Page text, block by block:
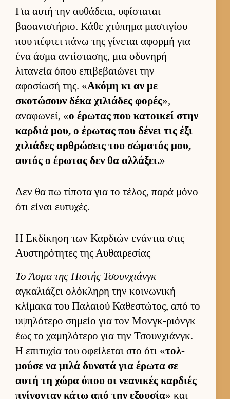
Για αυτή την αυ­θάδεια, υφίσταται
βασανιστήριο. Κάθε χτύπημα μαστιγίου
που πέφτει πάνω της γίνεται αφορμή για
ένα άσμα αντίστασης, μια οδυνηρή
λιτανεία όπου επιβεβαιώνει την
αφοσίωσή της. «Ακόμη κι αν με
σκοτώσουν δέκα χιλιάδες φορές»,
αναφωνεί, «ο έρωτας που κατοι­κεί στην
καρ­διά μου, ο έρωτας που δένει τις έξι
χιλιάδες αρ­θρώσεις του σώματός μου,
αυ­τός ο έρωτας δεν θα αλ­λάξει.»
Δεν θα πω τίποτα για το τέλος, παρά μόνο
ότι εί­ναι ευ­τυχές.
Η Εκδίκηση των Καρδιών ενάντια στις
Αυστηρότητες της Αυθαιρεσίας
Το Άσμα της Πιστής Τσουν­χιάνγκ
αγκαλιάζει ολόκληρη την κοι­νωνική
κλίμακα του Παλαιού Καθεστώτος, από το
υψηλότερο σημείο για τον Μον­γκ-ριόνγκ
έως το χαμηλότερο για την Τσουν­χιάνγκ.
Η επιτυχία του οφεί­λεται στο ότι «τολ­
μούσε να μιλά δυνατά για έρωτα σε
αυτή τη χώρα όπου οι νεανικές καρ­διές
πνίγονταν κάτω από την εξου­σία» και